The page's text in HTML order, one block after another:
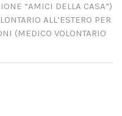
“AMICI DELLA CASA”)
ALL’ESTERO PER
(MEDICO VOLONTARIO